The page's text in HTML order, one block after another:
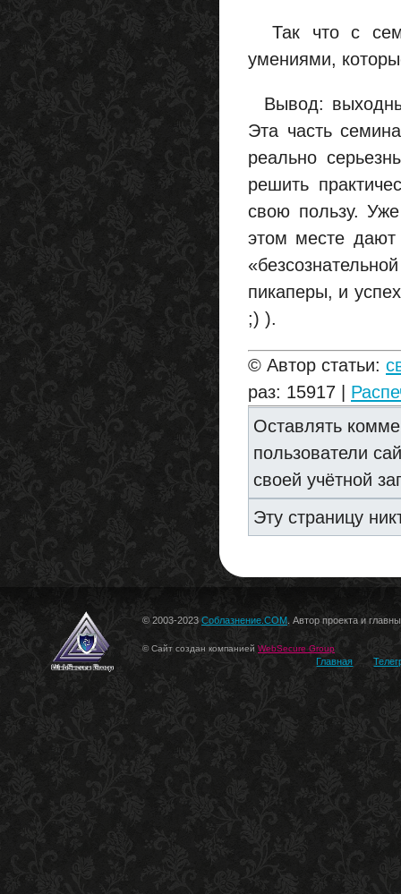
Так что с
умениями,
Вывод:
Эта часть
реально
решить
свою пользу.
этом месте
пикаперы, и
;) ).
© Автор статьи:
раз: 15917 |
Оставлять
пользователи
своей учётной
Эту страницу
© 2003-2023 Соблазнение.COM . Автор проекта и
© Сайт создан компанией WebSecure Group
Главная